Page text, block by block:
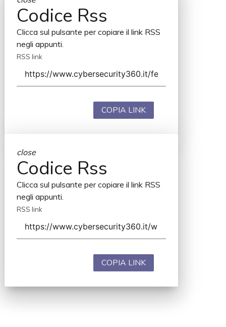
Codice Rss
Clicca sul pulsante per copiare il link RSS
negli appunti.
RSS link
COPIA LINK
close
Codice Rss
Clicca sul pulsante per copiare il link RSS
negli appunti.
RSS link
COPIA LINK